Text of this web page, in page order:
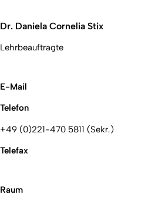
Dr. Daniela Cornelia Stix
Lehrbeauftragte
E-Mail
Telefon
+49 (0)221-470 5811 (Sekr.)
Telefax
Raum